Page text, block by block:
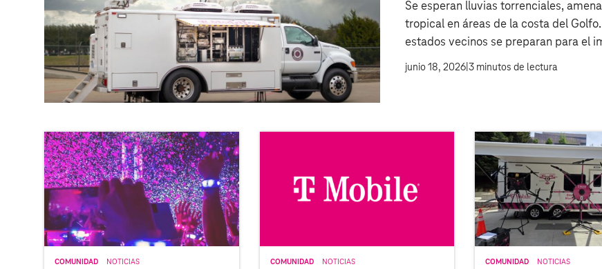
Se esperan lluvias torrenciales,
tropical en áreas de la costa del
estados vecinos se preparan para el
las condiciones y preparando los
junio 18, 2026 |3 minutos de lectura
COMUNIDAD NOTICIAS COMUNIDAD NOTICIAS COMUNIDAD NOTICIAS